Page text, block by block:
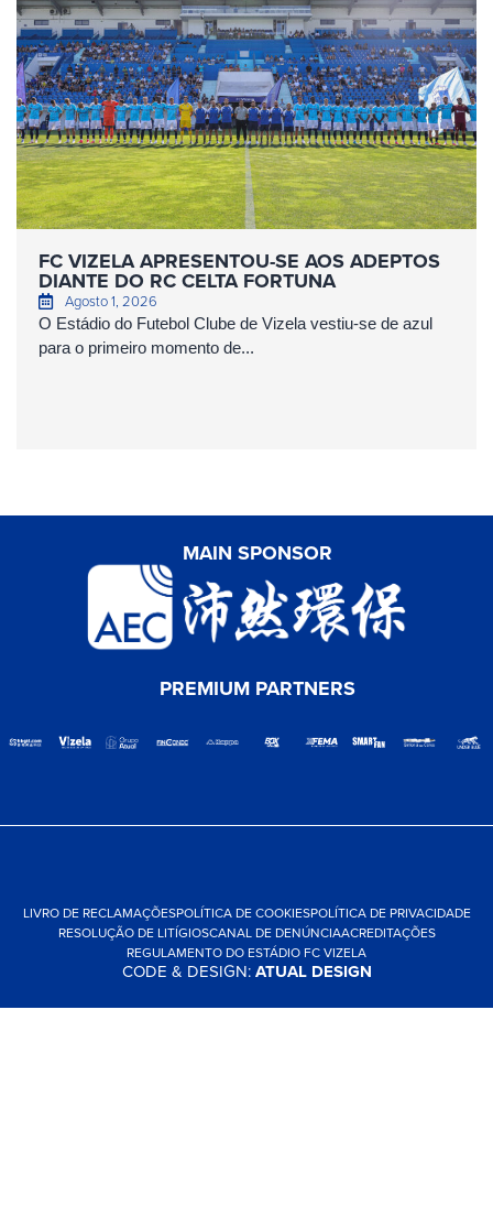
FC VIZELA APRESENTOU-SE AOS ADEPTOS
DIANTE DO RC CELTA FORTUNA
Agosto 1, 2026
O Estádio do Futebol Clube de Vizela vestiu-se de azul
para o primeiro momento de...
MAIN SPONSOR
PREMIUM PARTNERS
LIVRO DE RECLAMAÇÕESPOLÍTICA DE COOKIESPOLÍTICA DE PRIVACIDADE
RESOLUÇÃO DE LITÍGIOSCANAL DE DENÚNCIAACREDITAÇÕES
REGULAMENTO DO ESTÁDIO FC VIZELA
CODE & DESIGN:ATUAL DESIGN